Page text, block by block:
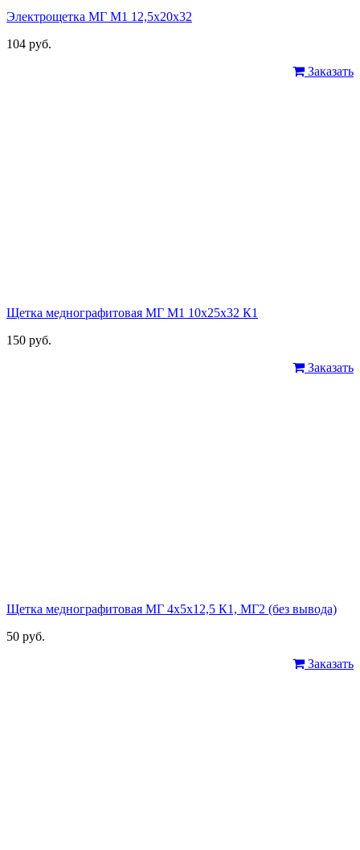
Электрощетка МГ М1 12,5х20х32
104 руб.
Заказать
Щетка меднографитовая МГ М1 10х25х32 К1
150 руб.
Заказать
Щетка меднографитовая МГ 4х5х12,5 К1, МГ2 (без вывода)
50 руб.
Заказать